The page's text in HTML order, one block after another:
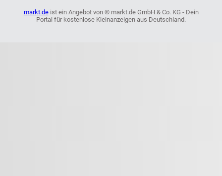
markt.deist ein Angebot von © markt.de GmbH & Co. KG - Dein
Portal für kostenlose Kleinanzeigen aus Deutschland.